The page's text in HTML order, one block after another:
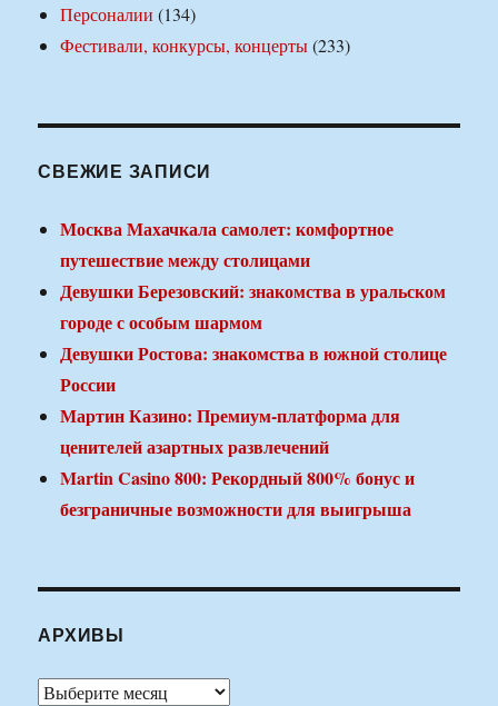
Персоналии (134)
Фестивали, конкурсы, концерты(233)
СВЕЖИЕ ЗАПИСИ
Москва Махачкала самолет: комфортное
путешествие между столицами
Девушки Березовский: знакомства в уральском
городе с особым шармом
Девушки Ростова: знакомства в южной столице
России
Мартин Казино: Премиум-платформа для
ценителей азартных развлечений
Martin Casino 800: Рекордный 800% бонус и
безграничные возможности для выигрыша
АРХИВЫ
Архивы